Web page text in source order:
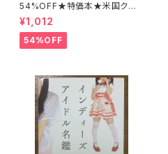
54%OFF★特価本★米国クラ
シック音楽ガイド 佐々木健二
郎
¥1,012
54%OFF